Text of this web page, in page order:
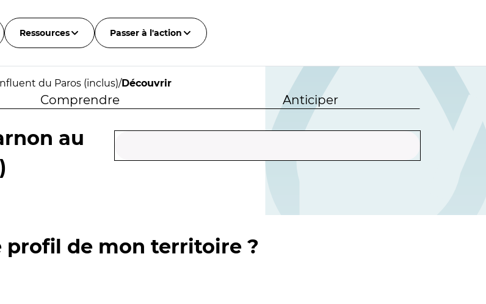
Ressources Passer à l'action
du Paros (inclus)/Découvrir
Comprendre Anticiper
au
profil de mon territoire ?